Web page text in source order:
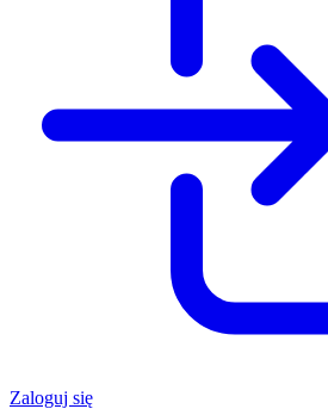
Zaloguj się